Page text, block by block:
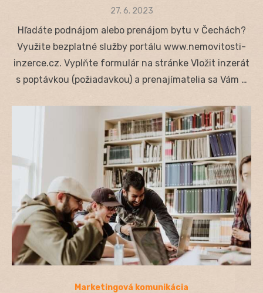
Posted
27. 6. 2023
Hľadáte podnájom alebo prenájom bytu v Čechách?
Využite bezplatné služby portálu www.nemovitosti-
inzerce.cz. Vyplňte formulár na stránke Vložit inzerát
s poptávkou (požiadavkou) a prenajímatelia sa Vám …
Marketingová komunikácia